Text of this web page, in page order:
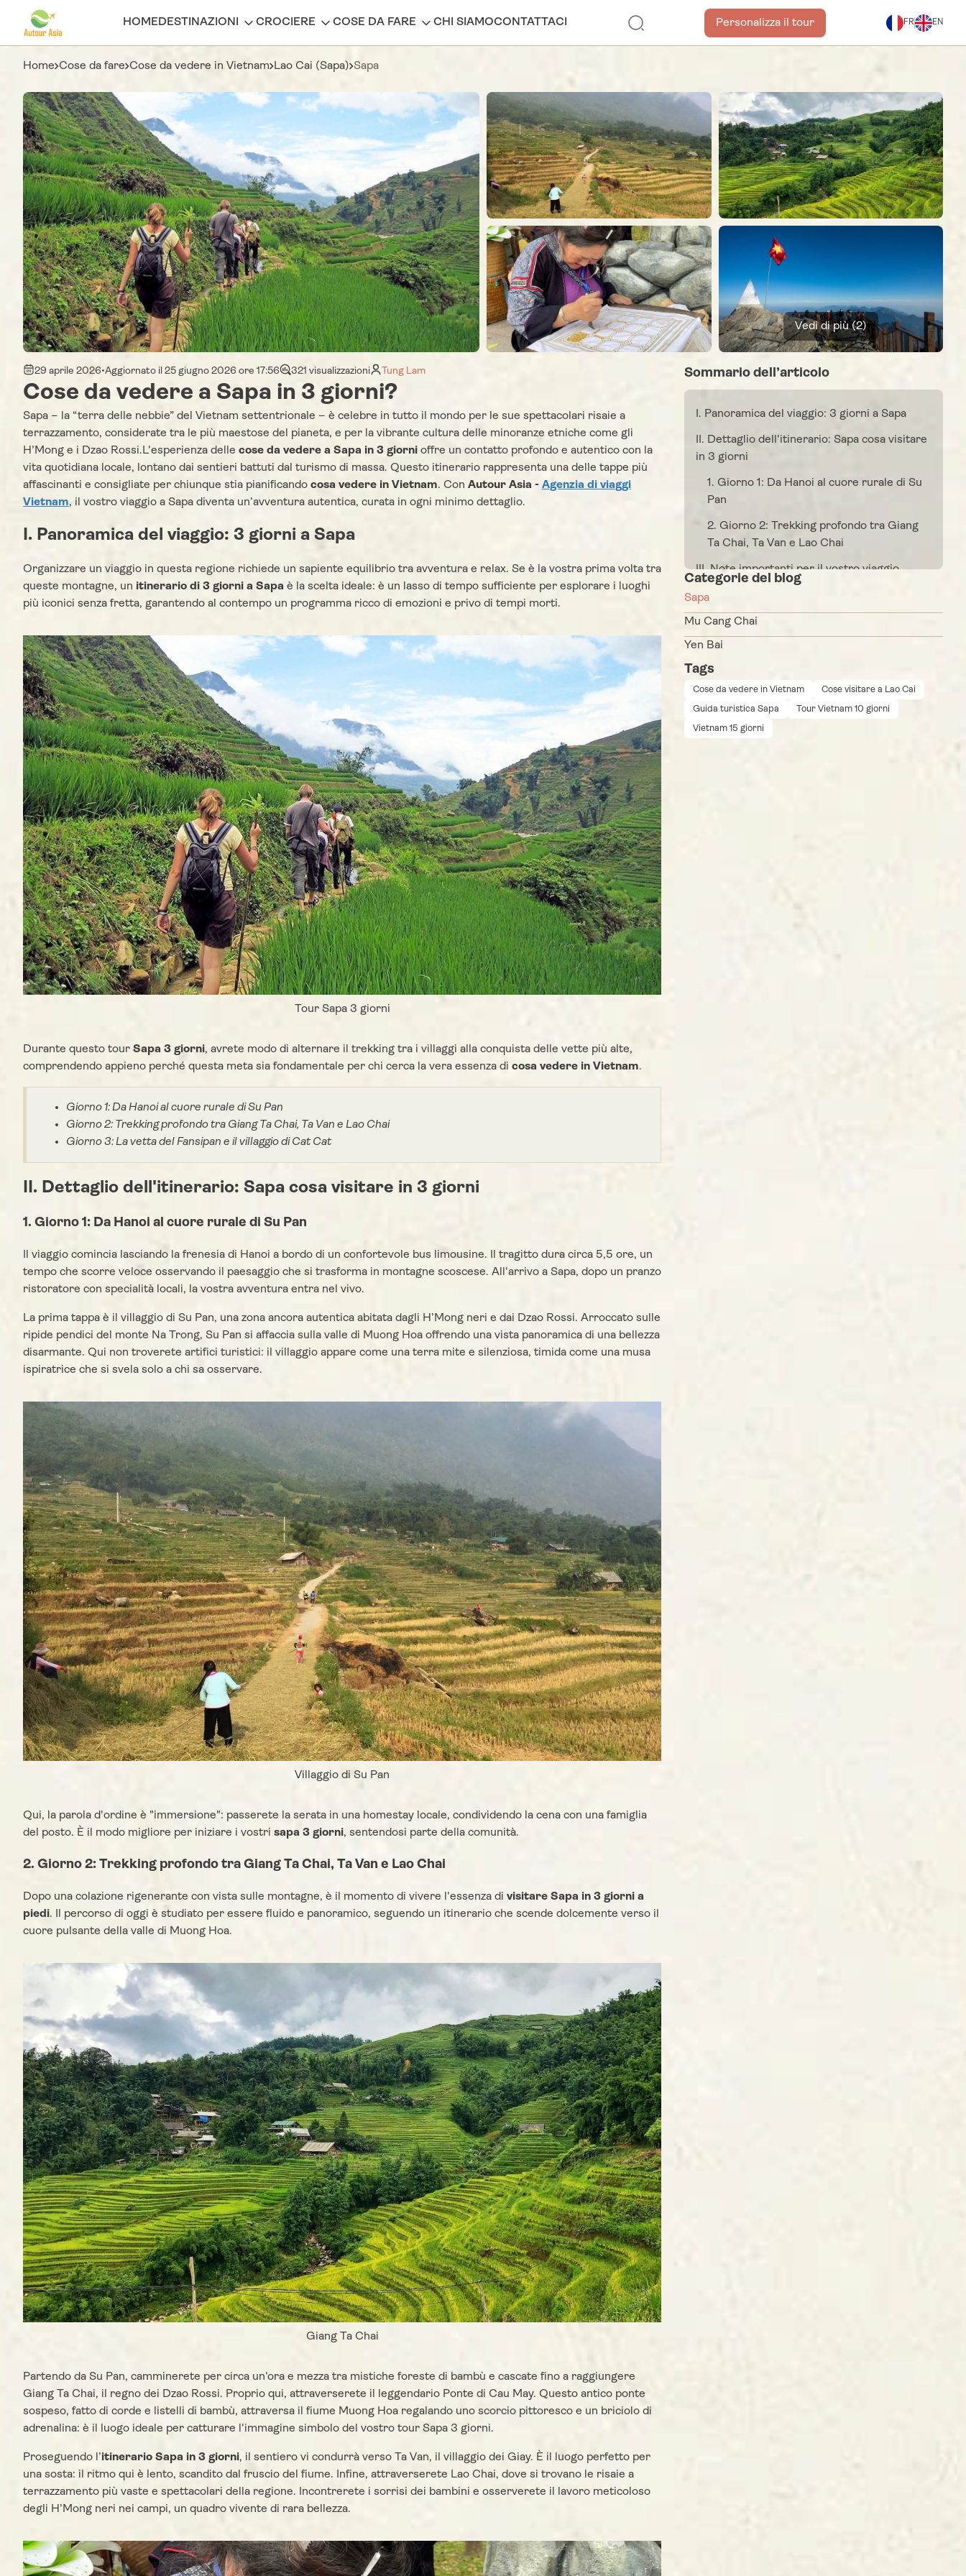
HOME DESTINAZIONI CROCIERE COSE DA FARE CHI SIAMOCONTATTACI Personalizza il tour FR EN
Home Cose da fare Cose da vedere in Vietnam Lao Cai (Sapa) Sapa
Vedi di più (2)
29 aprile 2026•Aggiornato il 25 giugno 2026 ore 17:56 321 visualizzazioni Tung Lam
Cose da vedere a Sapa in 3 giorni?
Sapa – la “terra delle nebbie” del Vietnam settentrionale – è celebre in tutto il mondo per le sue spettacolari risaie a
terrazzamento, considerate tra le più maestose del pianeta, e per la vibrante cultura delle minoranze etniche come gli
H’Mong e i Dzao Rossi.L'esperienza delle cose da vedere a Sapa in 3 giorni offre un contatto profondo e autentico con la
vita quotidiana locale, lontano dai sentieri battuti dal turismo di massa. Questo itinerario rappresenta una delle tappe più
affascinanti e consigliate per chiunque stia pianificando cosa vedere in Vietnam. Con Autour Asia - Agenzia di viaggi
Vietnam, il vostro viaggio a Sapa diventa un’avventura autentica, curata in ogni minimo dettaglio.
I. Panoramica del viaggio: 3 giorni a Sapa
Organizzare un viaggio in questa regione richiede un sapiente equilibrio tra avventura e relax. Se è la vostra prima volta tra
queste montagne, un itinerario di 3 giorni a Sapa è la scelta ideale: è un lasso di tempo sufficiente per esplorare i luoghi
più iconici senza fretta, garantendo al contempo un programma ricco di emozioni e privo di tempi morti.
Tour Sapa 3 giorni
Durante questo tour Sapa 3 giorni, avrete modo di alternare il trekking tra i villaggi alla conquista delle vette più alte,
comprendendo appieno perché questa meta sia fondamentale per chi cerca la vera essenza di cosa vedere in Vietnam.
Giorno 1: Da Hanoi al cuore rurale di Su Pan
Giorno 2: Trekking profondo tra Giang Ta Chai, Ta Van e Lao Chai
Giorno 3: La vetta del Fansipan e il villaggio di Cat Cat
II. Dettaglio dell'itinerario: Sapa cosa visitare in 3 giorni
1. Giorno 1: Da Hanoi al cuore rurale di Su Pan
Il viaggio comincia lasciando la frenesia di Hanoi a bordo di un confortevole bus limousine. Il tragitto dura circa 5,5 ore, un
tempo che scorre veloce osservando il paesaggio che si trasforma in montagne scoscese. All'arrivo a Sapa, dopo un pranzo
ristoratore con specialità locali, la vostra avventura entra nel vivo.
La prima tappa è il villaggio di Su Pan, una zona ancora autentica abitata dagli H’Mong neri e dai Dzao Rossi. Arroccato sulle
ripide pendici del monte Na Trong, Su Pan si affaccia sulla valle di Muong Hoa offrendo una vista panoramica di una bellezza
disarmante. Qui non troverete artifici turistici: il villaggio appare come una terra mite e silenziosa, timida come una musa
ispiratrice che si svela solo a chi sa osservare.
Villaggio di Su Pan
Qui, la parola d'ordine è "immersione": passerete la serata in una homestay locale, condividendo la cena con una famiglia
del posto. È il modo migliore per iniziare i vostri sapa 3 giorni, sentendosi parte della comunità.
2. Giorno 2: Trekking profondo tra Giang Ta Chai, Ta Van e Lao Chai
Dopo una colazione rigenerante con vista sulle montagne, è il momento di vivere l'essenza di visitare Sapa in 3 giorni a
piedi. Il percorso di oggi è studiato per essere fluido e panoramico, seguendo un itinerario che scende dolcemente verso il
cuore pulsante della valle di Muong Hoa.
Giang Ta Chai
Partendo da Su Pan, camminerete per circa un’ora e mezza tra mistiche foreste di bambù e cascate fino a raggiungere
Giang Ta Chai, il regno dei Dzao Rossi. Proprio qui, attraverserete il leggendario Ponte di Cau May. Questo antico ponte
sospeso, fatto di corde e listelli di bambù, attraversa il fiume Muong Hoa regalando uno scorcio pittoresco e un briciolo di
adrenalina: è il luogo ideale per catturare l'immagine simbolo del vostro tour Sapa 3 giorni.
Proseguendo l’itinerario Sapa in 3 giorni, il sentiero vi condurrà verso Ta Van, il villaggio dei Giay. È il luogo perfetto per
una sosta: il ritmo qui è lento, scandito dal fruscio del fiume. Infine, attraverserete Lao Chai, dove si trovano le risaie a
terrazzamento più vaste e spettacolari della regione. Incontrerete i sorrisi dei bambini e osserverete il lavoro meticoloso
degli H’Mong neri nei campi, un quadro vivente di rara bellezza.
Sommario dell’articolo
I. Panoramica del viaggio: 3 giorni a Sapa
II. Dettaglio dell'itinerario: Sapa cosa visitare
in 3 giorni
1. Giorno 1: Da Hanoi al cuore rurale di Su
Pan
2. Giorno 2: Trekking profondo tra Giang
Ta Chai, Ta Van e Lao Chai
III. Note importanti per il vostro viaggio
Categorie del blog
Sapa
Mu Cang Chai
Yen Bai
Tags
Cose da vedere in Vietnam Cose visitare a Lao Cai
Guida turistica Sapa Tour Vietnam 10 giorni
Vietnam 15 giorni